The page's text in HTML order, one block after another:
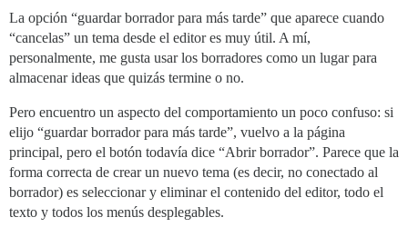
La opción “guardar borrador para más tarde” que aparece cuando
“cancelas” un tema desde el editor es muy útil. A mí,
personalmente, me gusta usar los borradores como un lugar para
almacenar ideas que quizás termine o no.
Pero encuentro un aspecto del comportamiento un poco confuso: si
elijo “guardar borrador para más tarde”, vuelvo a la página
principal, pero el botón todavía dice “Abrir borrador”. Parece que la
forma correcta de crear un nuevo tema (es decir, no conectado al
borrador) es seleccionar y eliminar el contenido del editor, todo el
texto y todos los menús desplegables.